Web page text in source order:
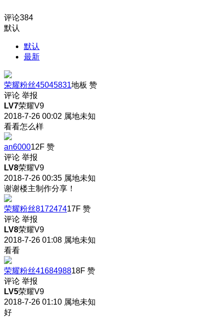
评论384
默认
默认
最新
荣耀粉丝45045831地板 赞
评论 举报
LV7荣耀V9
2018-7-26 00:02 属地未知
看看怎么样
an600012F 赞
评论 举报
LV8荣耀V9
2018-7-26 00:35 属地未知
谢谢楼主制作分享！
荣耀粉丝817247417F 赞
评论 举报
LV8荣耀V9
2018-7-26 01:08 属地未知
看看
荣耀粉丝4168498818F 赞
评论 举报
LV5荣耀V9
2018-7-26 01:10 属地未知
好